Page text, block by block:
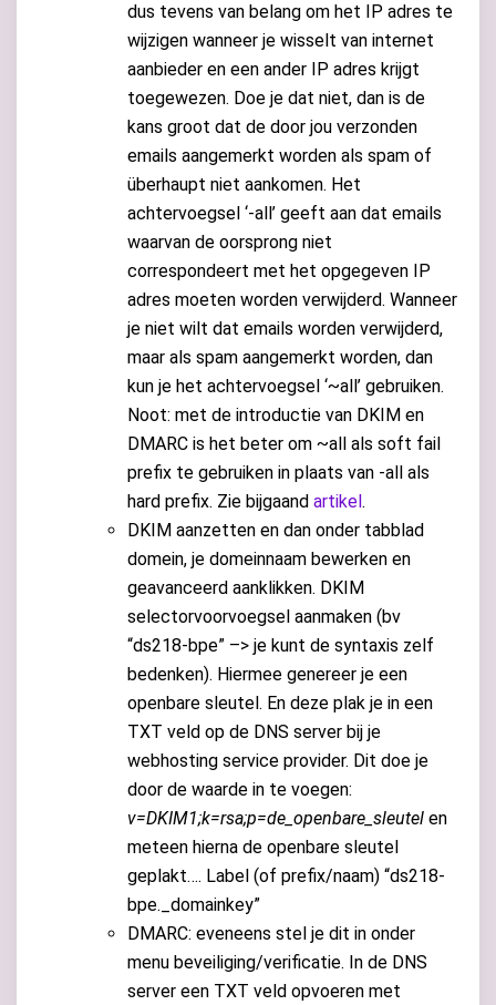
dus tevens van belang om het IP adres te
wijzigen wanneer je wisselt van internet
aanbieder en een ander IP adres krijgt
toegewezen. Doe je dat niet, dan is de
kans groot dat de door jou verzonden
emails aangemerkt worden als spam of
überhaupt niet aankomen. Het
achtervoegsel ‘-all’ geeft aan dat emails
waarvan de oorsprong niet
correspondeert met het opgegeven IP
adres moeten worden verwijderd. Wanneer
je niet wilt dat emails worden verwijderd,
maar als spam aangemerkt worden, dan
kun je het achtervoegsel ‘~all’ gebruiken.
Noot: met de introductie van DKIM en
DMARC is het beter om ~all als soft fail
prefix te gebruiken in plaats van -all als
hard prefix. Zie bijgaand artikel .
DKIM aanzetten en dan onder tabblad
domein, je domeinnaam bewerken en
geavanceerd aanklikken. DKIM
selectorvoorvoegsel aanmaken (bv
“ds218-bpe” –> je kunt de syntaxis zelf
bedenken). Hiermee genereer je een
openbare sleutel. En deze plak je in een
TXT veld op de DNS server bij je
webhosting service provider. Dit doe je
door de waarde in te voegen:
v=DKIM1;k=rsa;p=de_openbare_sleutel en
meteen hierna de openbare sleutel
geplakt…. Label (of prefix/naam) “ds218-
bpe._domainkey”
DMARC: eveneens stel je dit in onder
menu beveiliging/verificatie. In de DNS
server een TXT veld opvoeren met